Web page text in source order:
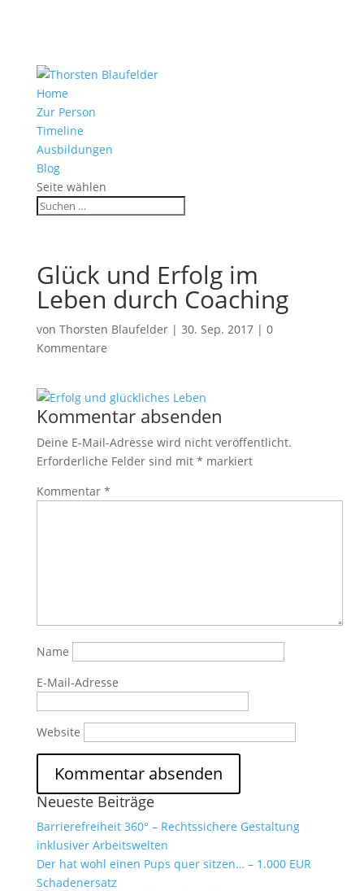
Home
Zur Person
Timeline
Ausbildungen
Blog
Seite wählen
Glück und Erfolg im
Leben durch Coaching
von Thorsten Blaufelder| 30. Sep. 2017| 0
Kommentare
Kommentar absenden
Deine E-Mail-Adresse wird nicht veröffentlicht.
Erforderliche Felder sind mit * markiert
Kommentar *
Name
E-Mail-Adresse
Website
Neueste Beiträge
Barrierefreiheit 360° – Rechtssichere Gestaltung
inklusiver Arbeitswelten
Der hat wohl einen Pups quer sitzen… – 1.000 EUR
Schadenersatz